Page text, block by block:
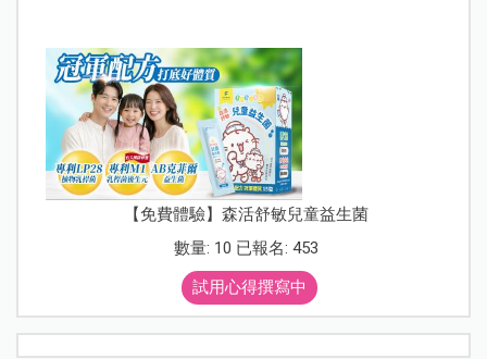
【免費體驗】森活舒敏兒童益生菌
數量: 10 已報名: 453
試用心得撰寫中